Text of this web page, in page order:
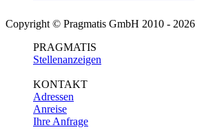
Copyright © Pragmatis GmbH 2010 - 2026
PRAGMATIS
Stellenanzeigen
KONTAKT
Adressen
Anreise
Ihre Anfrage